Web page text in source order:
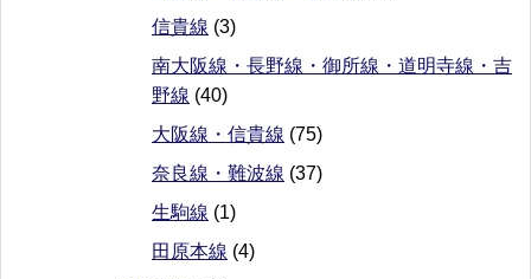
信貴線 (3)
南大阪線・長野線・御所線・道明寺線・吉
野線 (40)
大阪線・信貴線 (75)
奈良線・難波線 (37)
生駒線 (1)
田原本線 (4)